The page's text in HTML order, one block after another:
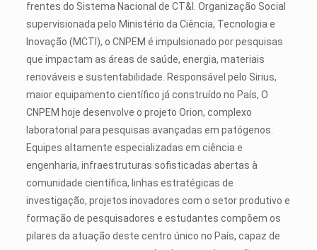
frentes do Sistema Nacional de CT&I. Organização Social
supervisionada pelo Ministério da Ciência, Tecnologia e
Inovação (MCTI), o CNPEM é impulsionado por pesquisas
que impactam as áreas de saúde, energia, materiais
renováveis e sustentabilidade. Responsável pelo Sirius,
maior equipamento científico já construído no País, O
CNPEM hoje desenvolve o projeto Orion, complexo
laboratorial para pesquisas avançadas em patógenos.
Equipes altamente especializadas em ciência e
engenharia, infraestruturas sofisticadas abertas à
comunidade científica, linhas estratégicas de
investigação, projetos inovadores com o setor produtivo e
formação de pesquisadores e estudantes compõem os
pilares da atuação deste centro único no País, capaz de